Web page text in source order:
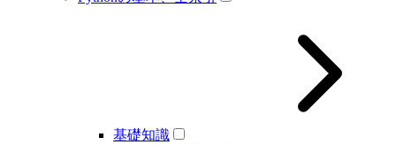
基礎知識